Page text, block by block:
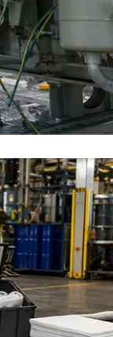
极度恶劣的环
护装备，您可以
有任何问题，可